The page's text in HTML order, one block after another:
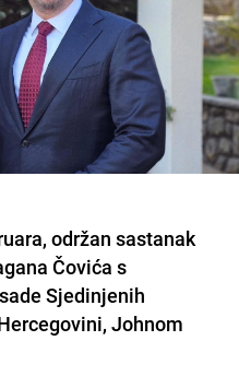
održan sastanak
Čovića s
Sjedinjenih
Johnom